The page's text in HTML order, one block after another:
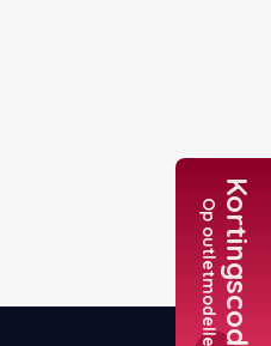
Kortingscode?
Op outletmodellen+31